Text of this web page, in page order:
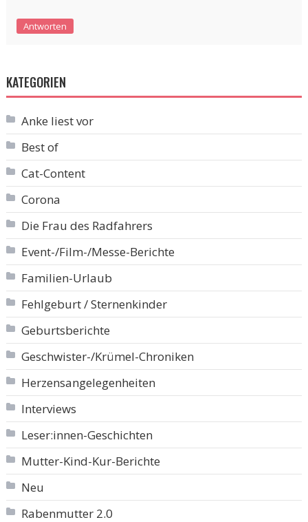
Antworten
KATEGORIEN
Anke liest vor
Best of
Cat-Content
Corona
Die Frau des Radfahrers
Event-/Film-/Messe-Berichte
Familien-Urlaub
Fehlgeburt / Sternenkinder
Geburtsberichte
Geschwister-/Krümel-Chroniken
Herzensangelegenheiten
Interviews
Leser:innen-Geschichten
Mutter-Kind-Kur-Berichte
Neu
Rabenmutter 2.0